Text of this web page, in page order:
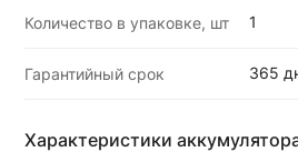
Количество в упаковке, шт 1
Гарантийный срок 365
Характеристики